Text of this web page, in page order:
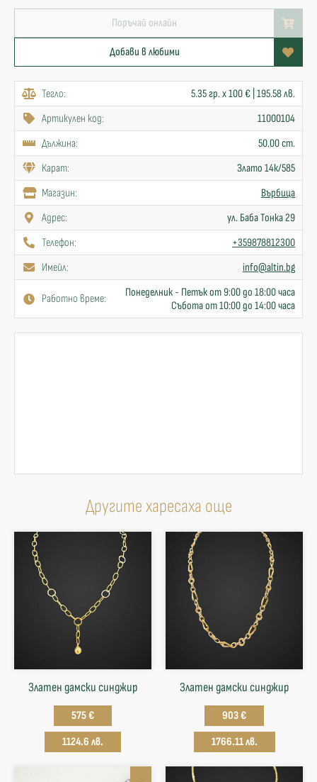
Поръчай онлайн
Добави в любими
Тегло:
5.35 гр. x 100 € | 195.58 лв.
Артикулен код:
11000104
Дължина:
50.00 cm.
Карат:
Злато 14к/585
Mагазин:
Върбица
Адрес:
ул. Баба Тонка 29
Телефон:
+359878812300
Имейл:
info@altin.bg
Работно време:
Понеделник - Петък от 9:00 до 18:00 часа
Събота от 10:00 до 14:00 часа
Другите харесаха още
Златен дамски синджир
575 €
1124.6 лв.
Златен дамски синджир
903 €
1766.11 лв.